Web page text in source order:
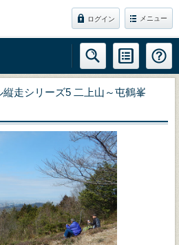
ログイン メニュー
走シリーズ5 二上山～屯鶴峯